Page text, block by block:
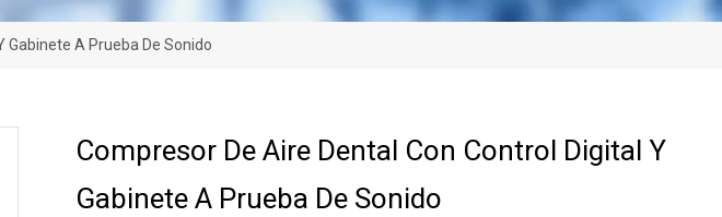
Gabinete A Prueba De Sonido
Compresor De Aire Dental Con Control Digital Y
Gabinete A Prueba De Sonido